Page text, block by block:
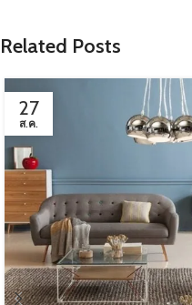
Related Posts
27
ส.ค.